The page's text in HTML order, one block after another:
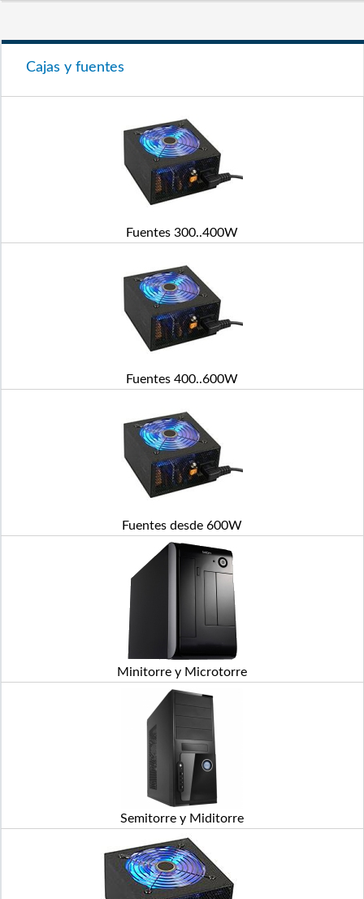
Cajas y fuentes
Fuentes 300..400W
Fuentes 400..600W
Fuentes desde 600W
Minitorre y Microtorre
Semitorre y Miditorre